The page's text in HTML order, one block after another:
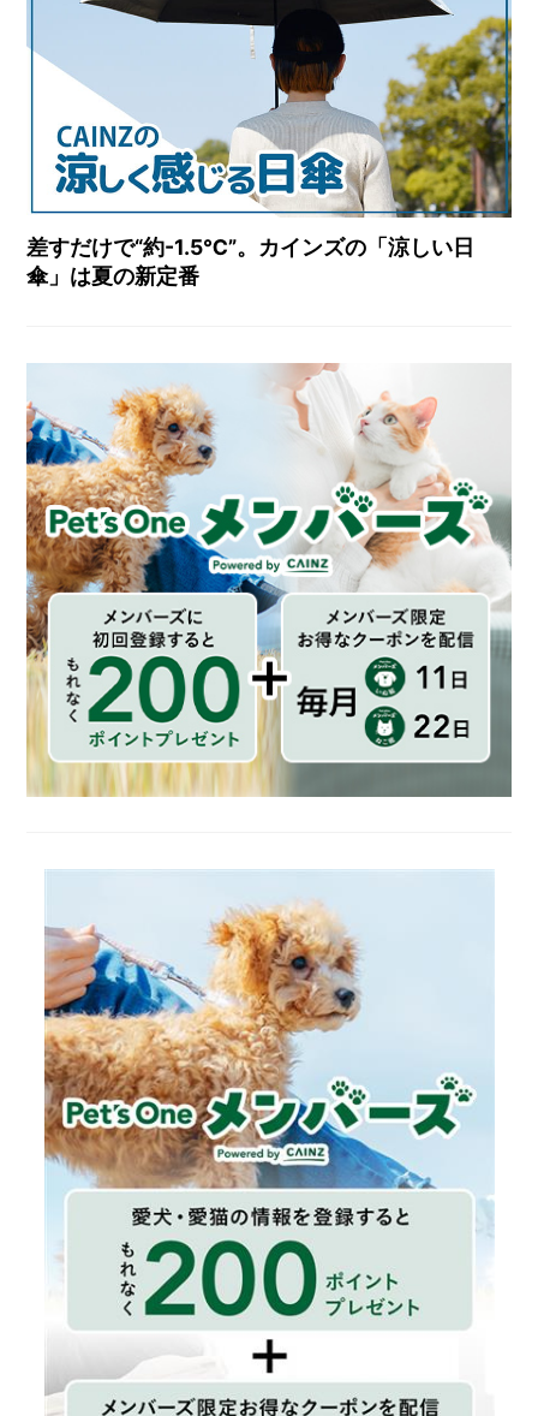
差すだけで“約-1.5℃”。カインズの「涼しい日
傘」は夏の新定番